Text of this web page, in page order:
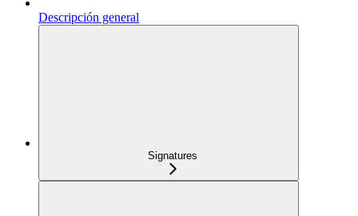
Descripción general
Signatures